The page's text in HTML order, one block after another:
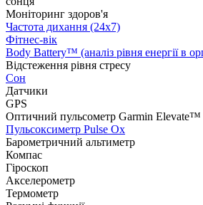
Моніторинг здоров'я
Частота дихання (24x7)
Фітнес-вік
Body Battery™ (аналіз рівня енергії в
Відстеження рівня стресу
Сон
Датчики
GPS
Оптичний пульсометр Garmin Elevate™
Пульсоксиметр Pulse Ox
Барометричний альтиметр
Компас
Гіроскоп
Акселерометр
Термометр